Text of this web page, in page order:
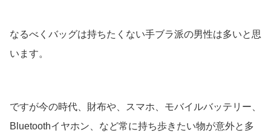
なるべくバッグは持ちたくない手ブラ派の男性は多いと思
います。
ですが今の時代、財布や、スマホ、モバイルバッテリー、
Bluetoothイヤホン、など常に持ち歩きたい物が意外と多